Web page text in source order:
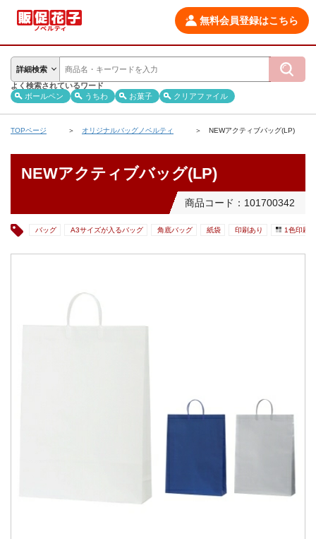
無料会員登録はこちら
詳細検索
よく検索されているワード
ボールペン
うちわ お菓子 クリアファイル
TOPページ オリジナルバッグノベルティ NEWアクティブバッグ(LP)
NEWアクティブバッグ(LP)
商品コード：101700342
バッグ A3サイズが入るバッグ 角底バッグ 紙袋 印刷あり 1色印刷